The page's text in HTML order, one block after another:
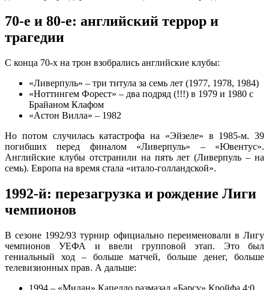
70-е и 80-е: английский террор и
трагедии
С конца 70-х на трон взобрались английские клубы:
«Ливерпуль» – три титула за семь лет (1977, 1978, 1984)
«Ноттингем Форест» – два подряд (!!!) в 1979 и 1980 с
Брайаном Клафом
«Астон Вилла» – 1982
Но потом случилась катастрофа на «Эйзеле» в 1985-м. 39
погибших перед финалом «Ливерпуль» – «Ювентус».
Английские клубы отстранили на пять лет (Ливерпуль – на
семь). Европа на время стала «итало-голландской».
1992-й: перезагрузка и рождение Лиги
чемпионов
В сезоне 1992/93 турнир официально переименовали в Лигу
чемпионов УЕФА и ввели групповой этап. Это был
гениальный ход – больше матчей, больше денег, больше
телевизионных прав. А дальше:
1994 – «Милан» Капелло размазал «Барсу» Кройфа 4:0